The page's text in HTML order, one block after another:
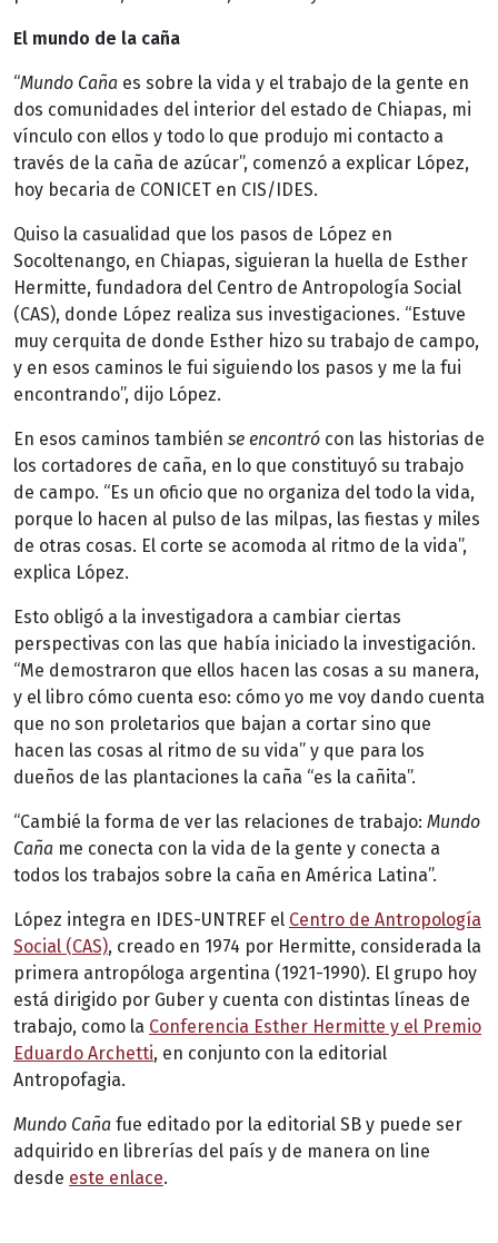
El mundo de la caña
“Mundo Caña es sobre la vida y el trabajo de la gente en
dos comunidades del interior del estado de Chiapas, mi
vínculo con ellos y todo lo que produjo mi contacto a
través de la caña de azúcar”, comenzó a explicar López,
hoy becaria de CONICET en CIS/IDES.
Quiso la casualidad que los pasos de López en
Socoltenango, en Chiapas, siguieran la huella de Esther
Hermitte, fundadora del Centro de Antropología Social
(CAS), donde López realiza sus investigaciones. “Estuve
muy cerquita de donde Esther hizo su trabajo de campo,
y en esos caminos le fui siguiendo los pasos y me la fui
encontrando”, dijo López.
En esos caminos también se encontró con las historias de
los cortadores de caña, en lo que constituyó su trabajo
de campo. “Es un oficio que no organiza del todo la vida,
porque lo hacen al pulso de las milpas, las fiestas y miles
de otras cosas. El corte se acomoda al ritmo de la vida”,
explica López.
Esto obligó a la investigadora a cambiar ciertas
perspectivas con las que había iniciado la investigación.
“Me demostraron que ellos hacen las cosas a su manera,
y el libro cómo cuenta eso: cómo yo me voy dando cuenta
que no son proletarios que bajan a cortar sino que
hacen las cosas al ritmo de su vida” y que para los
dueños de las plantaciones la caña “es la cañita”.
“Cambié la forma de ver las relaciones de trabajo: Mundo
Caña me conecta con la vida de la gente y conecta a
todos los trabajos sobre la caña en América Latina”.
López integra en IDES-UNTREF el Centro de Antropología
Social (CAS), creado en 1974 por Hermitte, considerada la
primera antropóloga argentina (1921-1990). El grupo hoy
está dirigido por Guber y cuenta con distintas líneas de
trabajo, como la Conferencia Esther Hermitte y el Premio
Eduardo Archetti, en conjunto con la editorial
Antropofagia.
Mundo Caña fue editado por la editorial SB y puede ser
adquirido en librerías del país y de manera on line
desde este enlace.